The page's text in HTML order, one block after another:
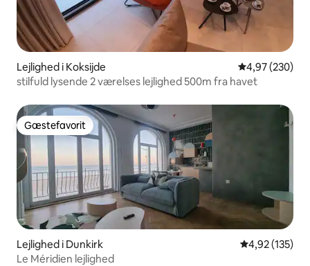
Lejlighed i Koksijde 4,97 ud af 5 i
4,97 (230)
stilfuld lysende 2 værelses lejlighed 500m fra havet
Gæstefavorit
Gæstefavorit
Lejlighed i Dunkirk 4,92 ud af 5 i
4,92 (135)
Le Méridien lejlighed